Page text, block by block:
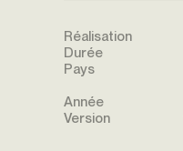
Réalisation
Durée
Pays
Année
Version